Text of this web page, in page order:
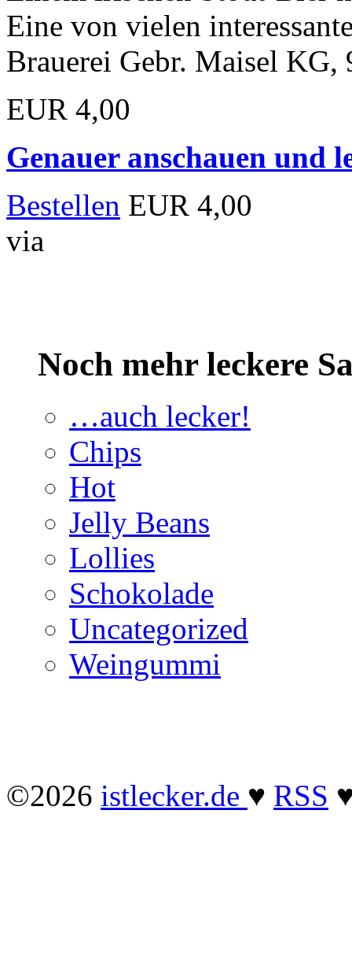
Eine von vielen
Brauerei Gebr. Maisel KG,
EUR 4,00
Genauer anschauen und
Bestellen EUR 4,00
via
Noch mehr leckere
…auch lecker!
Chips
Hot
Jelly Beans
Lollies
Schokolade
Uncategorized
Weingummi
©2026 istlecker.de ♥ RSS